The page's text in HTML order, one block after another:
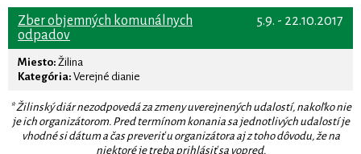
5.9. - 22.10.2017
Zber objemných komunálnych
odpadov
Miesto: Žilina
Kategória: Verejné dianie
* Žilinský diár nezodpovedá za zmeny uverejnených udalostí, nakoľko nie
je ich organizátorom. Pred termínom konania sa jednotlivých udalostí je
vhodné si dátum a čas preveriť u organizátora aj z toho dôvodu, že na
niektoré je treba prihlásiť sa vopred.